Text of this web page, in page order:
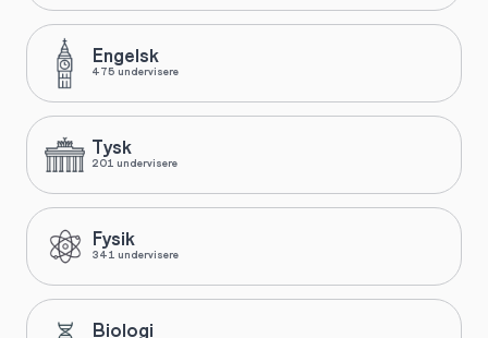
Engelsk
475 undervisere
Tysk
201 undervisere
Fysik
341 undervisere
Biologi